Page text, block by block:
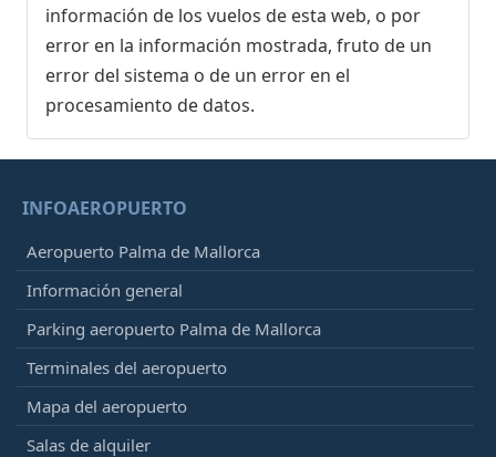
información de los vuelos de esta web, o por
error en la información mostrada, fruto de un
error del sistema o de un error en el
procesamiento de datos.
INFOAEROPUERTO
Aeropuerto Palma de Mallorca
Información general
Parking aeropuerto Palma de Mallorca
Terminales del aeropuerto
Mapa del aeropuerto
Salas de alquiler